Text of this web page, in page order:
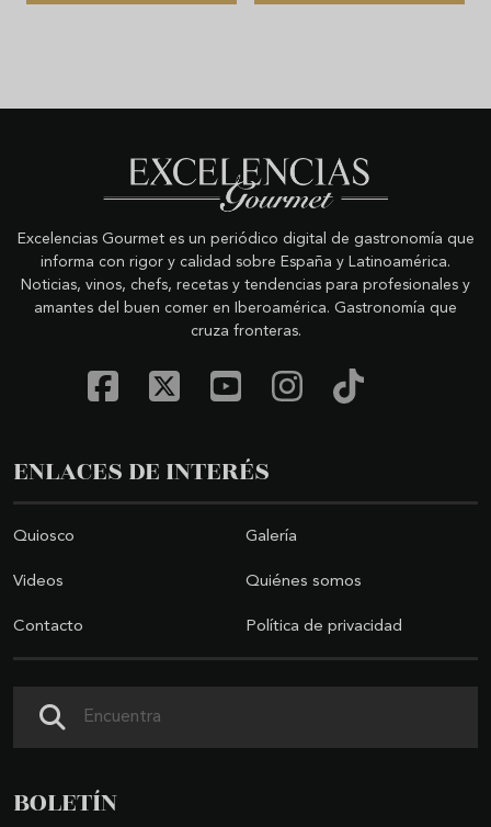
Excelencias Gourmet es un periódico digital de gastronomía que
informa con rigor y calidad sobre España y Latinoamérica.
Noticias, vinos, chefs, recetas y tendencias para profesionales y
amantes del buen comer en Iberoamérica. Gastronomía que
cruza fronteras.
ENLACES DE INTERÉS
Quiosco Galería
Videos Quiénes somos
Contacto Política de privacidad
BOLETÍN